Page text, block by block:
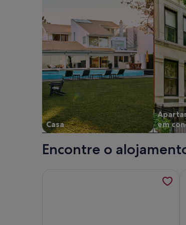
Casa
em
Encontre o